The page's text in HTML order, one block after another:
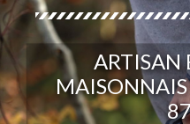
ARTISAN